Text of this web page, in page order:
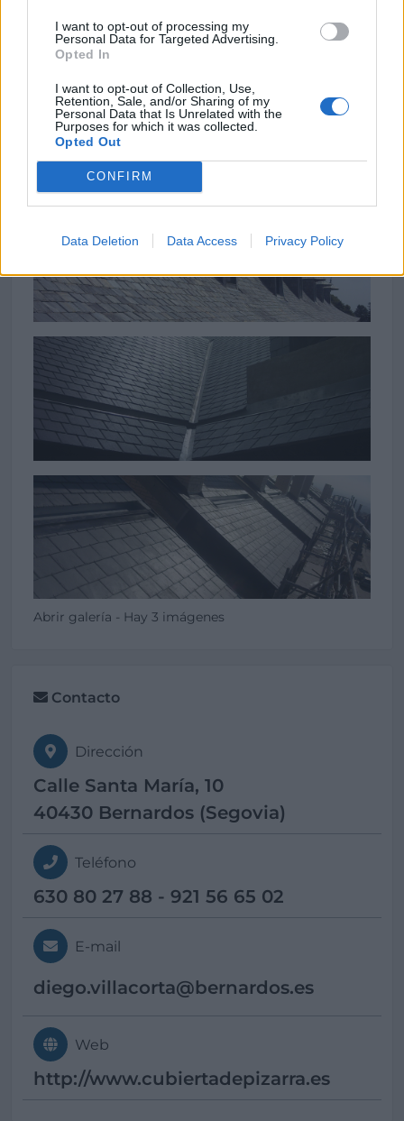
I want to opt-out of processing my
Personal Data for Targeted Advertising.
Opted In
I want to opt-out of Collection, Use,
Retention, Sale, and/or Sharing of my
Personal Data that Is Unrelated with the
Purposes for which it was collected.
Opted Out
CONFIRM
Data Deletion Data Access Privacy Policy
España
Castilla y León
Bernardos
Galería
Abrir galería - Hay 3 imágenes
Contacto
Dirección
Calle Santa María, 10
40430 Bernardos (Segovia)
Teléfono
630 80 27 88 - 921 56 65 02
E-mail
diego.villacorta@bernardos.es
Web
http://www.cubiertadepizarra.es